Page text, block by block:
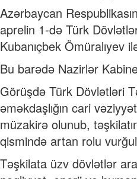
Azərbaycan
aprelin 1-də Türk
Kubanıçbek Ömüralıyev
Bu barədə Nazirlər
Görüşdə Türk Dövlətləri
əməkdaşlığın cari
müzakirə olunub,
qismində artan rolu
Təşkilata üzv dövlətlər